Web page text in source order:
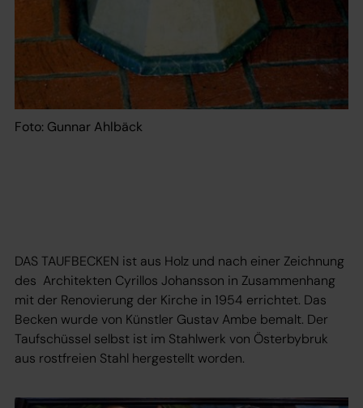
Foto: Gunnar Ahlbäck
DAS TAUFBECKEN ist aus Holz und nach einer Zeichnung
des Architekten Cyrillos Johansson in Zusammenhang
mit der Renovierung der Kirche in 1954 errichtet. Das
Becken wurde von Künstler Gustav Ambe bemalt. Der
Taufschüssel selbst ist im Stahlwerk von Österbybruk
aus rostfreien Stahl hergestellt worden.